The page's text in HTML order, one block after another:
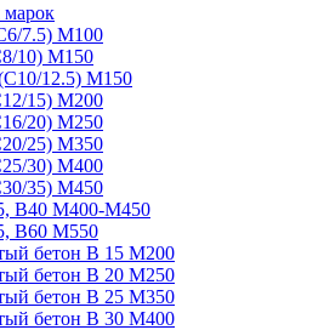
марок
7.5) M100
10) M150
12.5) M150
15) M200
20) M250
25) M350
30) M400
35) M450
B40 M400-M450
B60 M550
бетон B 15 M200
бетон B 20 M250
бетон B 25 M350
бетон B 30 M400